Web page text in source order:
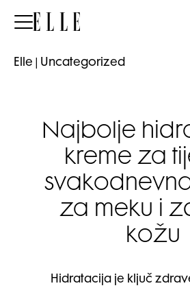
Elle
Elle Uncategorized
Najbolje
kreme za
za meku i
kožu
Hidratacija je ključ